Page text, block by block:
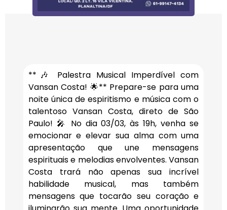
**🎶 Palestra Musical Imperdível com
Vansan Costa! 🌟** Prepare-se para uma
noite única de espiritismo e música com o
talentoso Vansan Costa, direto de São
Paulo! 🎤 No dia 03/03, às 19h, venha se
emocionar e elevar sua alma com uma
apresentação que une mensagens
espirituais e melodias envolventes. Vansan
Costa trará não apenas sua incrível
habilidade musical, mas também
mensagens que tocarão seu coração e